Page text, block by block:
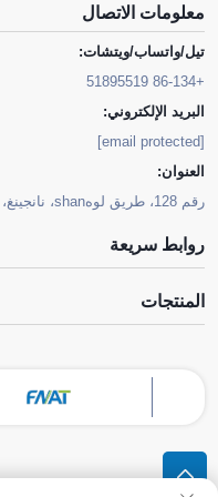
معلومات الاتصال
تيل/واتساب/ويتشات:
+86-134 51895519
البريد الإلكتروني:
[email protected]
العنوان:
رقم 128، طريق لوهshan، نانجينغ، جمهورية الصين الشعبية
روابط سريعة
المنتجات